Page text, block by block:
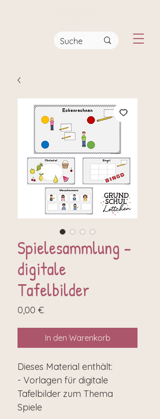
Spielesammlung -
digitale
Tafelbilder
0,00 €Preis
In den Warenkorb
Dieses Material enthält:
- Vorlagen für digitale
Tafelbilder zum Thema
Spiele